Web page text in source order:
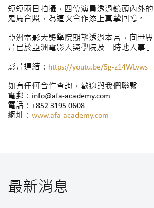
短短兩日拍攝，四位演員透過鏡頭內外
鬼馬合照，為這次合作添上真摯回憶。
亞洲電影大獎學院期望透過本片，向世
片已於亞洲電影大獎學院及「時地人事
影片連結： https://youtu.be/5g-z14WLvws
如有任何合作查詢，歡迎與我們聯繫
電郵：info@afa-academy.com
電話：+852 3195 0608
網址： www.afa-academy.com
最新消息